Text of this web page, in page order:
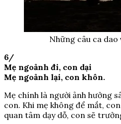
Những câu ca
6/
Mẹ ngoảnh đi, con dại
Mẹ ngoảnh lại, con khôn.
Mẹ chính là người ảnh hưởng
con. Khi mẹ không để mắt,
quan tâm dạy dỗ, con sẽ